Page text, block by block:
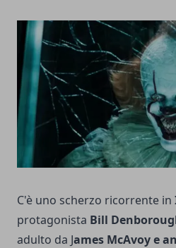
C'è uno scherzo ricorrente in
protagonista Bill
adulto da James McAvoy e